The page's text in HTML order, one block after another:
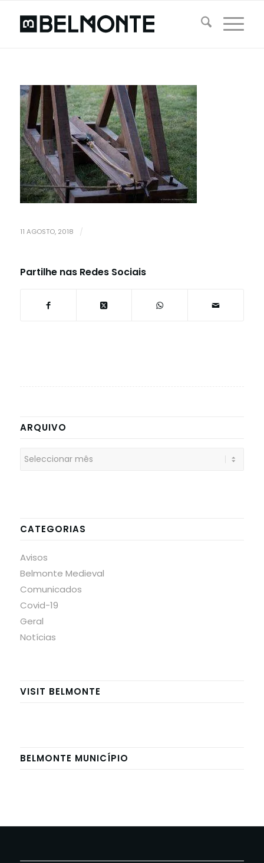
11 AGOSTO, 2018 /
Partilhe nas Redes Sociais
ARQUIVO
CATEGORIAS
Avisos
Belmonte Medieval
Comunicados
Covid-19
Geral
Notícias
VISIT BELMONTE
BELMONTE MUNICÍPIO